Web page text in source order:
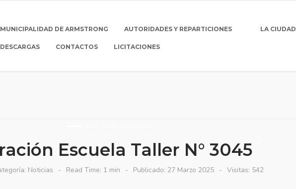
MUNICIPALIDAD DE ARMSTRONG AUTORIDADES Y REPARTICIONES LA CIUDAD
DESCARGAS CONTACTOS LICITACIONES
Escuela Taller N° 3045
Noticias Read Time: 1 min Publicado: 27 Marzo 2025 Visitas: 542